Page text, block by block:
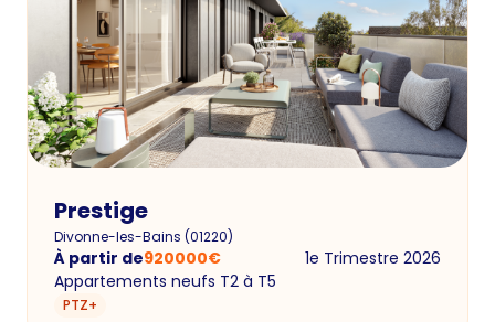
Prestige
Divonne-les-Bains (01220)
À partir de920000€
1e Trimestre 2026
Appartements neufs T2 à T5
PTZ+